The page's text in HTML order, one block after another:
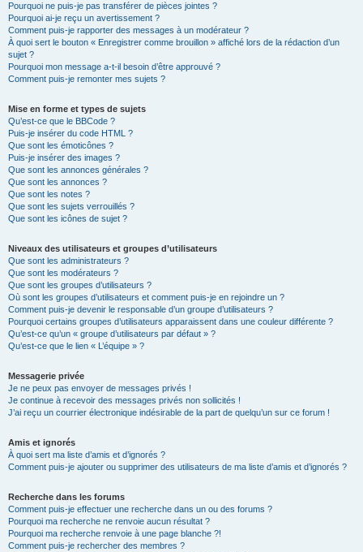
Pourquoi ne puis-je pas transférer de pièces jointes ?
Pourquoi ai-je reçu un avertissement ?
Comment puis-je rapporter des messages à un modérateur ?
À quoi sert le bouton « Enregistrer comme brouillon » affiché lors de la rédaction d’un
sujet ?
Pourquoi mon message a-t-il besoin d’être approuvé ?
Comment puis-je remonter mes sujets ?
Mise en forme et types de sujets
Qu’est-ce que le BBCode ?
Puis-je insérer du code HTML ?
Que sont les émoticônes ?
Puis-je insérer des images ?
Que sont les annonces générales ?
Que sont les annonces ?
Que sont les notes ?
Que sont les sujets verrouillés ?
Que sont les icônes de sujet ?
Niveaux des utilisateurs et groupes d’utilisateurs
Que sont les administrateurs ?
Que sont les modérateurs ?
Que sont les groupes d’utilisateurs ?
Où sont les groupes d’utilisateurs et comment puis-je en rejoindre un ?
Comment puis-je devenir le responsable d’un groupe d’utilisateurs ?
Pourquoi certains groupes d’utilisateurs apparaissent dans une couleur différente ?
Qu’est-ce qu’un « groupe d’utilisateurs par défaut » ?
Qu’est-ce que le lien « L’équipe » ?
Messagerie privée
Je ne peux pas envoyer de messages privés !
Je continue à recevoir des messages privés non sollicités !
J’ai reçu un courrier électronique indésirable de la part de quelqu’un sur ce forum !
Amis et ignorés
À quoi sert ma liste d’amis et d’ignorés ?
Comment puis-je ajouter ou supprimer des utilisateurs de ma liste d’amis et d’ignorés ?
Recherche dans les forums
Comment puis-je effectuer une recherche dans un ou des forums ?
Pourquoi ma recherche ne renvoie aucun résultat ?
Pourquoi ma recherche renvoie à une page blanche ?!
Comment puis-je rechercher des membres ?